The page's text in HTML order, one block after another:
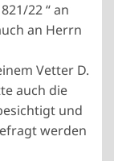
22 “ an
an Herrn
Vetter D.
auch die
und
werden